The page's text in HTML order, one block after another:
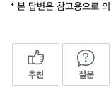
* 본 답변은 참고용으로
추천 질문